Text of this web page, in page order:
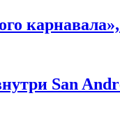
San